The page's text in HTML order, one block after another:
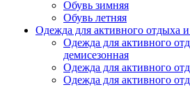
Обувь зимняя
Обувь летняя
Одежда для активного отдыха
Одежда для активного
демисезонная
Одежда для активного
Одежда для активного